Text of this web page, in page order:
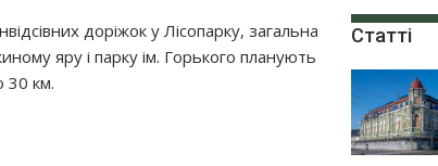
доріжок у Лісопарку, загальна
яру і парку ім. Горького планують
30 км.
Статті